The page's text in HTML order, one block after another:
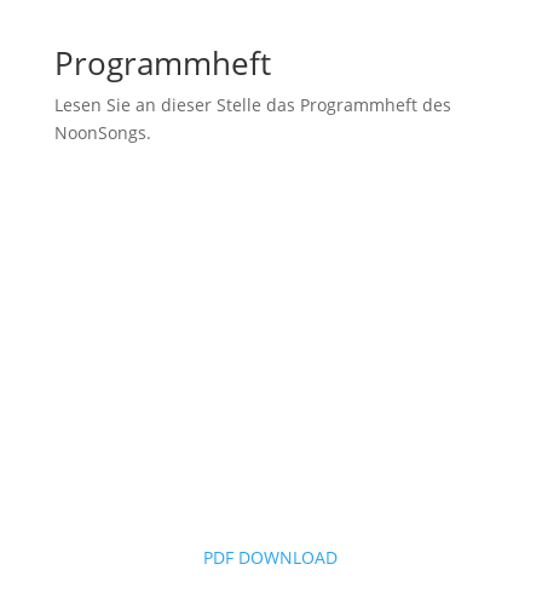
Programmheft
Lesen Sie an dieser Stelle das Programmheft des
NoonSongs.
PDF DOWNLOAD